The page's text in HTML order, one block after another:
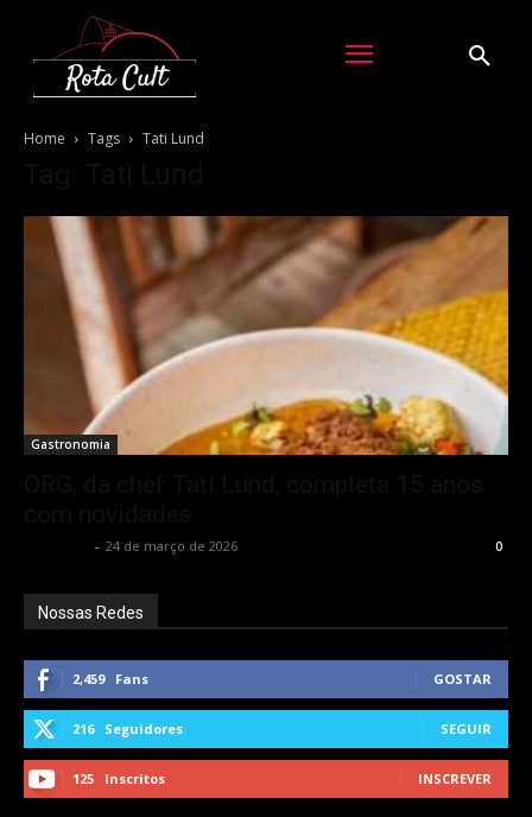
Home Tags Tati Lund
Gastronomia
- 24 de março de 2026 0
Nossas Redes
2,459 Fans GOSTAR
216 Seguidores SEGUIR
125 Inscritos INSCREVER